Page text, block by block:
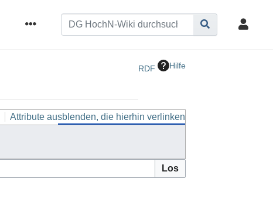
RDF Hilfe
Attribute ausblenden, die hierhin verlinken